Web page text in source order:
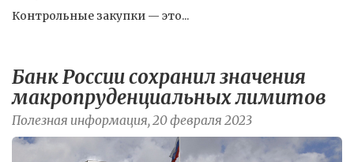
Контрольные закупки — это...
Банк России сохранил значения
макропруденциальных лимитов
Полезная информация, 20 февраля 2023